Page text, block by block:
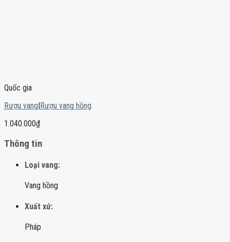
Quốc gia
Rượu vang|Rượu vang hồng
1.040.000₫
Thông tin
Loại vang:
Vang hồng
Xuất xứ:
Pháp